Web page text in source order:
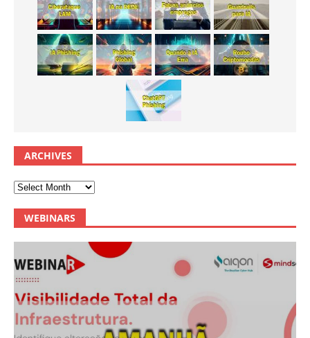
ARCHIVES
WEBINARS